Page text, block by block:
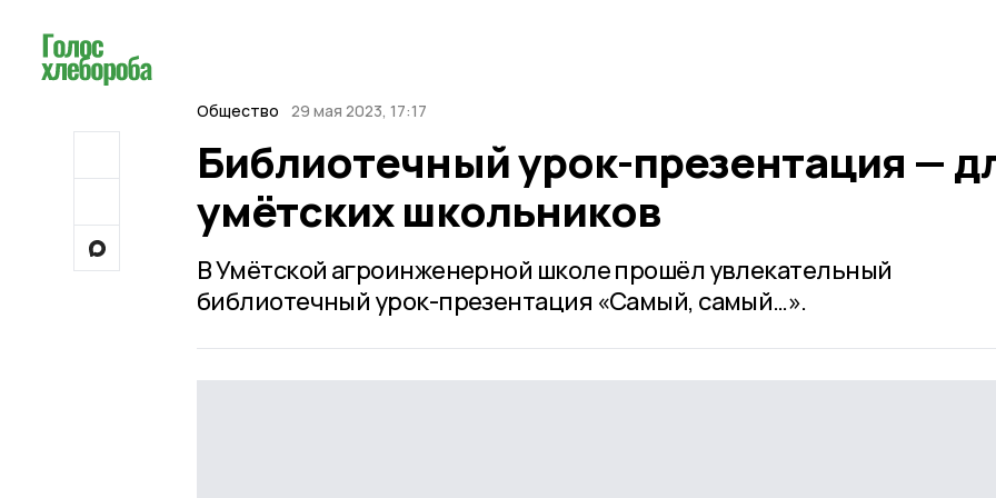
Общество 29 мая 2023, 17:17
Библиотечный урок-презентация —
умётских школьников
В Умётской агроинженерной школе прошёл увлекательный
библиотечный урок-презентация «Самый, самый…».